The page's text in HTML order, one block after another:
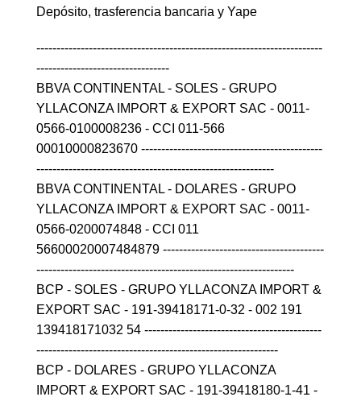
Depósito, trasferencia bancaria y Yape
-----------------------------------------------------------------------
---------------------------------
BBVA CONTINENTAL - SOLES - GRUPO
YLLACONZA IMPORT & EXPORT SAC - 0011-
0566-0100008236 - CCI 011-566
00010000823670 ---------------------------------------------
-----------------------------------------------------------
BBVA CONTINENTAL - DOLARES - GRUPO
YLLACONZA IMPORT & EXPORT SAC - 0011-
0566-0200074848 - CCI 011
56600020007484879 ----------------------------------------
----------------------------------------------------------------
BCP - SOLES - GRUPO YLLACONZA IMPORT &
EXPORT SAC - 191-39418171-0-32 - 002 191
139418171032 54 --------------------------------------------
------------------------------------------------------------
BCP - DOLARES - GRUPO YLLACONZA
IMPORT & EXPORT SAC - 191-39418180-1-41 -